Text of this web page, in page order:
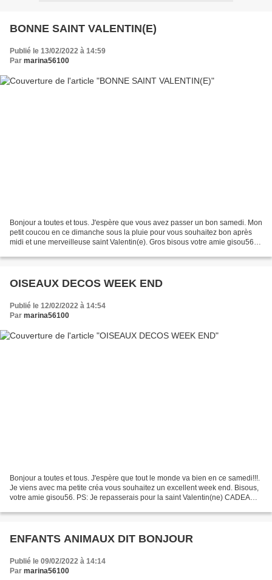
BONNE SAINT VALENTIN(E)
Publié le 13/02/2022 à 14:59
Par marina56100
Bonjour a toutes et tous. J'espère que vous avez passer un bon samedi. Mon
petit coucou en ce dimanche sous la pluie pour vous souhaitez bon après
midi et une merveilleuse saint Valentin(e). Gros bisous votre amie gisou56
OISEAUX DECOS WEEK END
Publié le 12/02/2022 à 14:54
Par marina56100
Bonjour a toutes et tous. J'espère que tout le monde va bien en ce samedi!!!.
Je viens avec ma petite créa vous souhaitez un excellent week end. Bisous,
votre amie gisou56. PS: Je repasserais pour la saint Valentin(ne) CADEAU
ENFANTS ANIMAUX DIT BONJOUR
Publié le 09/02/2022 à 14:14
Par marina56100